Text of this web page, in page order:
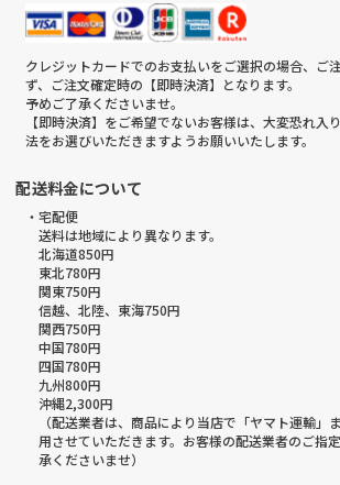
クレジットカードでのお支払いをご選択の場合、ご
ず、ご注文確定時の【即時決済】となります。
予めご了承くださいませ。
【即時決済】をご希望でないお客様は、大変恐れ入
法をお選びいただきますようお願いいたします。
配送料金について
・宅配便
送料は地域により異なります。
北海道850円
東北780円
関東750円
信越、北陸、東海750円
関西750円
中国780円
四国780円
九州800円
沖縄2,300円
（配送業者は、商品により当店で「ヤマト運輸」
用させていただきます。お客様の配送業者のご指
承くださいませ）